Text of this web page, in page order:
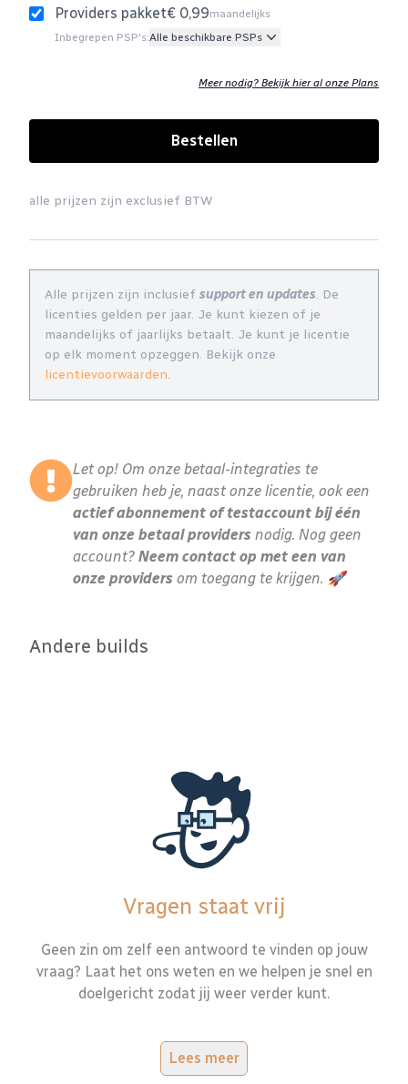
Let op! Om onze betaal-integraties te
gebruiken heb je, naast onze licentie, ook een
actief abonnement of testaccount bij één
van onze betaal providers nodig. Nog geen
account? Neem contact op met een van
onze providers om toegang te krijgen. 🚀
Andere builds
Providers pakket€ 0,99maandelijks
Inbegrepen PSP's:Alle beschikbare PSPs
Meer nodig? Bekijk hier al onze Plans
Bestellen
alle prijzen zijn exclusief BTW
Alle prijzen zijn inclusief support en updates. De
licenties gelden per jaar. Je kunt kiezen of je
maandelijks of jaarlijks betaalt. Je kunt je licentie
op elk moment opzeggen. Bekijk onze
licentievoorwaarden.
Vragen staat vrij
Geen zin om zelf een antwoord te vinden op jouw
vraag? Laat het ons weten en we helpen je snel en
doelgericht zodat jij weer verder kunt.
Lees meer